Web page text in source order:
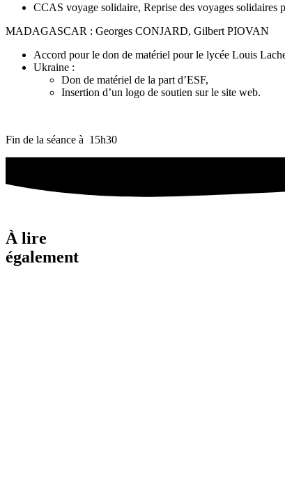
CCAS voyage solidaire, Reprise des voyages
MADAGASCAR : Georges CONJARD, Gilbert PIOVAN
Accord pour le don de matériel pour le lycée Louis
Ukraine :
Don de matériel de la part d’ESF,
Insertion d’un logo de soutien sur le site web.
Fin de la séance à 15h30
À lire
également